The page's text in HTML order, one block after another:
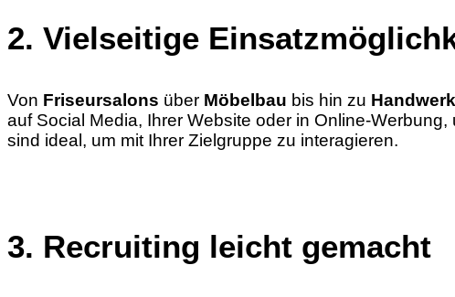
2. Vielseitige
Von Friseursalons über Möbelbau bis hin zu
auf Social Media, Ihrer Website oder in Online-
sind ideal, um mit Ihrer Zielgruppe zu interagieren.
3. Recruiting leicht gemacht